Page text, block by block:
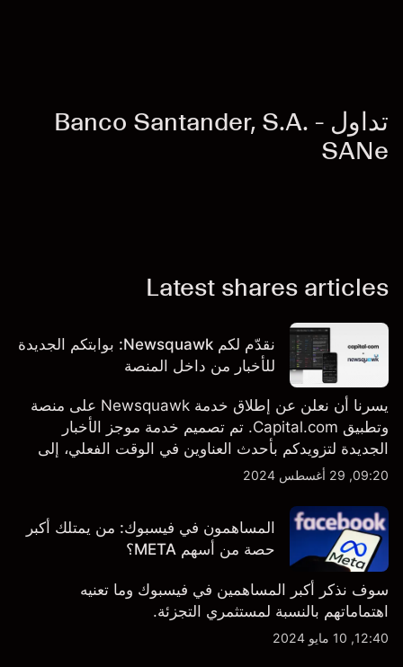
تداول Banco Santander, S.A. -
SANe
Latest shares articles
نقدّم لكم Newsquawk: بوابتكم الجديدة
للأخبار من داخل المنصة
يسرنا أن نعلن عن إطلاق خدمة Newsquawk على منصة
وتطبيق Capital.com. تم تصميم خدمة موجز الأخبار
الجديدة لتزويدكم بأحدث العناوين في الوقت الفعلي، إلى
جانب قصص إخبارية مخصصة وتقارير تحليلية متعمقة - وكل
بالضبط.
09:20, 29 أغسطس 2024
المساهمون في فيسبوك: من يمتلك أكبر
حصة من أسهم META؟
سوف نذكر أكبر المساهمين في فيسبوك وما تعنيه
اهتماماتهم بالنسبة لمستثمري التجزئة.
12:40, 10 مايو 2024